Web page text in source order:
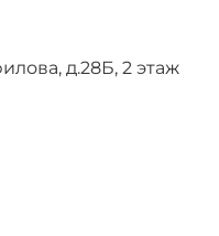
д.28Б, 2 этаж